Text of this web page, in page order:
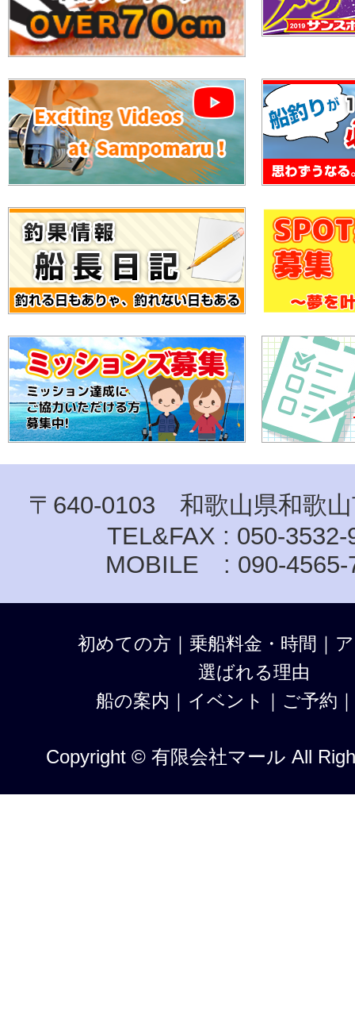
〒640-0103 和歌山県和歌山
TEL&FAX : 050-3532-
MOBILE : 090-4565-
初めての方 ｜ 乗船料金・時間 ｜
選ばれる理由
船の案内 ｜ イベント ｜ ご予約 ｜
Copyright © 有限会社マール All